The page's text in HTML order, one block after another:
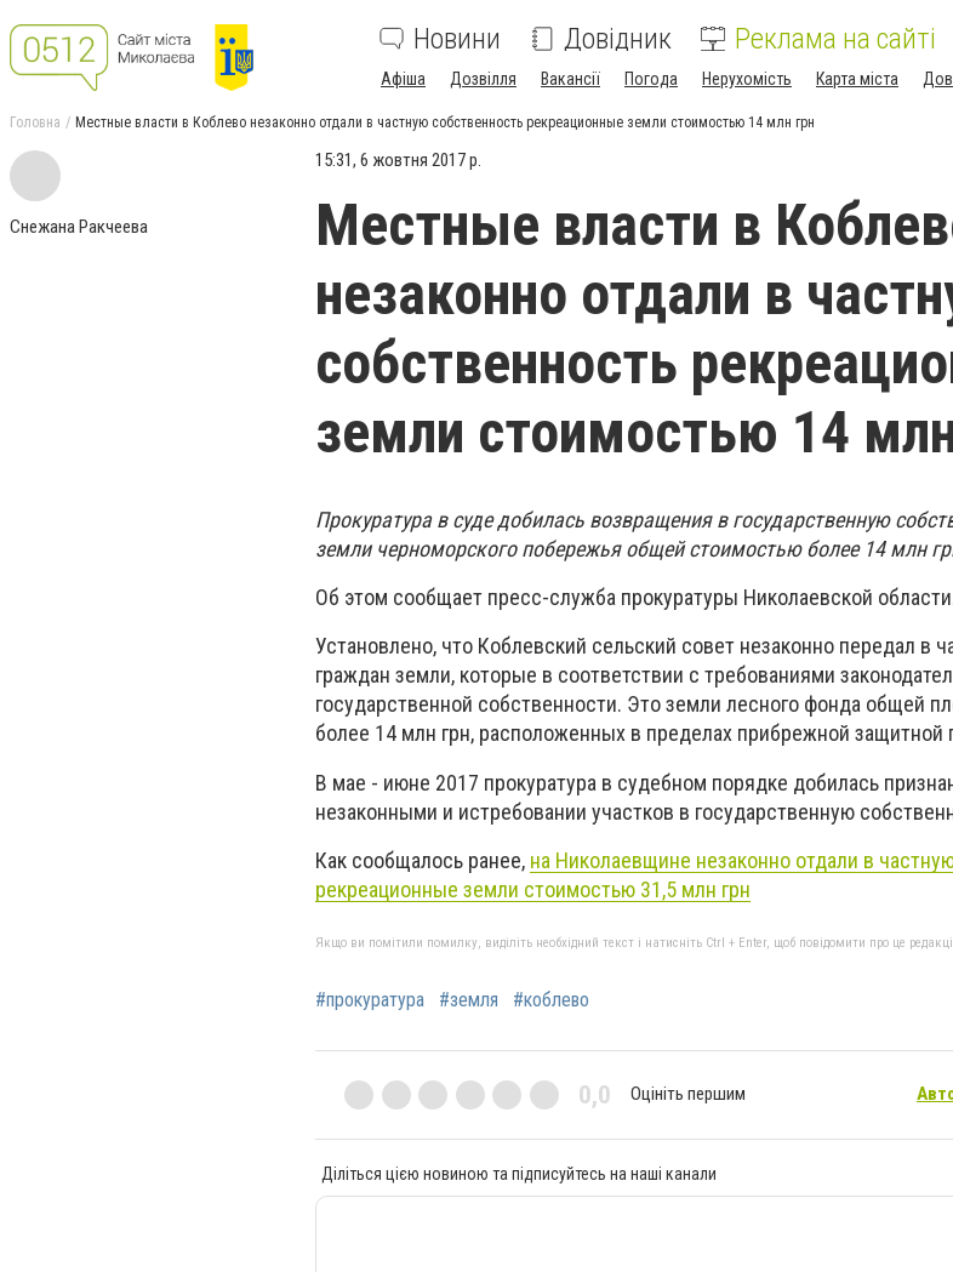
Новини Довідник Реклама на сайті
Афіша Дозвілля Вакансії Погода Нерухомість Карта міста
Головна Местные власти в Коблево незаконно отдали в частную собственность рекреационные земли стоимостью 14 млн грн
Снежана Ракчеева
15:31, 6 жовтня 2017 р.
Местные власти в
незаконно отдали в
собственность
земли стоимостью 14
Прокуратура в суде добилась возвращения в государственную
земли черноморского побережья общей стоимостью более 14 млн
Об этом сообщает пресс-служба прокуратуры Николаевской
Установлено, что Коблевский сельский совет незаконно передал в
граждан земли, которые в соответствии с требованиями
государственной собственности. Это земли лесного фонда общей
более 14 млн грн, расположенных в пределах прибрежной защитной
В мае - июне 2017 прокуратура в судебном порядке добилась
незаконными и истребовании участков в государственную
Как сообщалось ранее, на Николаевщине незаконно отдали в
рекреационные земли стоимостью 31,5 млн грн
Якщо ви помітили помилку, виділіть необхідний текст і натисніть Ctrl + Enter, щоб повідомити про це
#прокуратура #земля #коблево
0,0 Оцініть першим
Діліться цією новиною та підписуйтесь на наші канали